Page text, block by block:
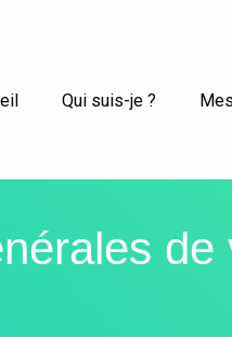
Qui suis-je ?
de